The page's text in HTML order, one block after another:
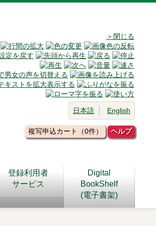
＞閉じる
日本語 English
複写申込カート（0件） ヘルプ
登録利用者
サービス
Digital
BookShelf
(電子書架)